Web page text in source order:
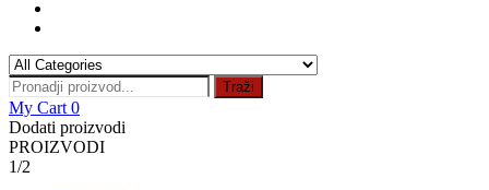
Traži
My Cart 0
Dodati proizvodi
PROIZVODI
1/2